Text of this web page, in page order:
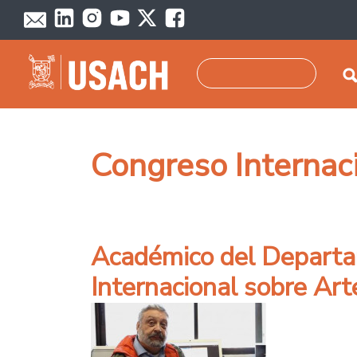
Pasar al contenido principal
Congreso
Académico del
Internacional sobre